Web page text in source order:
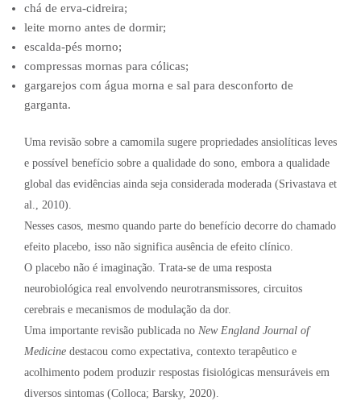
chá de erva-cidreira;
leite morno antes de dormir;
escalda-pés morno;
compressas mornas para cólicas;
gargarejos com água morna e sal para desconforto de
garganta.
Uma revisão sobre a camomila sugere propriedades ansiolíticas leves
e possível benefício sobre a qualidade do sono, embora a qualidade
global das evidências ainda seja considerada moderada (Srivastava et
al., 2010).
Nesses casos, mesmo quando parte do benefício decorre do chamado
efeito placebo, isso não significa ausência de efeito clínico.
O placebo não é imaginação. Trata-se de uma resposta
neurobiológica real envolvendo neurotransmissores, circuitos
cerebrais e mecanismos de modulação da dor.
Uma importante revisão publicada no New England Journal of
Medicine destacou como expectativa, contexto terapêutico e
acolhimento podem produzir respostas fisiológicas mensuráveis em
diversos sintomas (Colloca; Barsky, 2020).